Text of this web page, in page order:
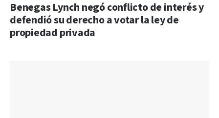
Benegas Lynch negó conflicto de interés y
defendió su derecho a votar la ley de
propiedad privada